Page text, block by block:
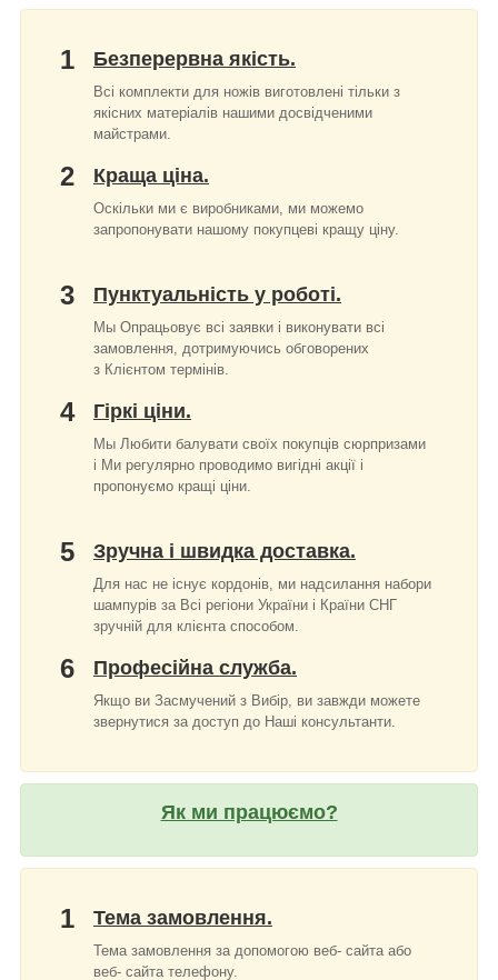
1 Безперервна якість.
Всі комплекти для ножів виготовлені тільки з
якісних матеріалів нашими досвідченими
майстрами.
2 Краща ціна.
Оскільки ми є виробниками, ми можемо
запропонувати нашому покупцеві кращу ціну.
3 Пунктуальність у роботі.
Мы Опрацьовує всі заявки і виконувати всі
замовлення, дотримуючись обговорених
з Клієнтом термінів.
4 Гіркі ціни.
Мы Любити балувати своїх покупців сюрпризами
і Ми регулярно проводимо вигідні акції і
пропонуємо кращі ціни.
5 Зручна і швидка доставка.
Для нас не існує кордонів, ми надсилання набори
шампурів за Всі регіони України і Країни СНГ
зручній для клієнта способом.
6 Професійна служба.
Якщо ви Засмучений з Вибір, ви завжди можете
звернутися за доступ до Наші консультанти.
Як ми працюємо?
1 Тема замовлення.
Тема замовлення за допомогою веб- сайта або
веб- сайта телефону.